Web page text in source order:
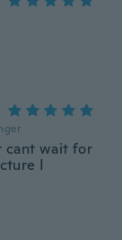
cant wait for
I